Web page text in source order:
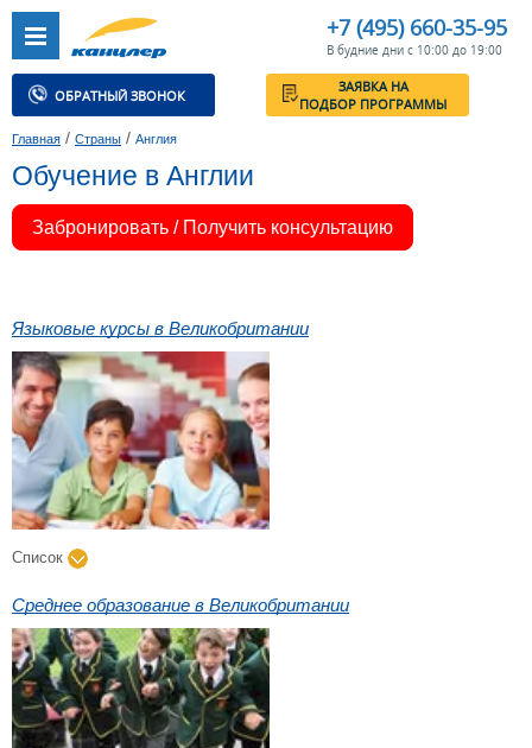
+7 (495) 660-35-95
В будние дни с 10:00 до 19:00
ОБРАТНЫЙ ЗВОНОК
ЗАЯВКА НА
ПОДБОР ПРОГРАММЫ
Главная / Страны / Англия
Обучение в Англии
Забронировать / Получить консультацию
Языковые курсы в Великобритании
Список
Среднее образование в Великобритании